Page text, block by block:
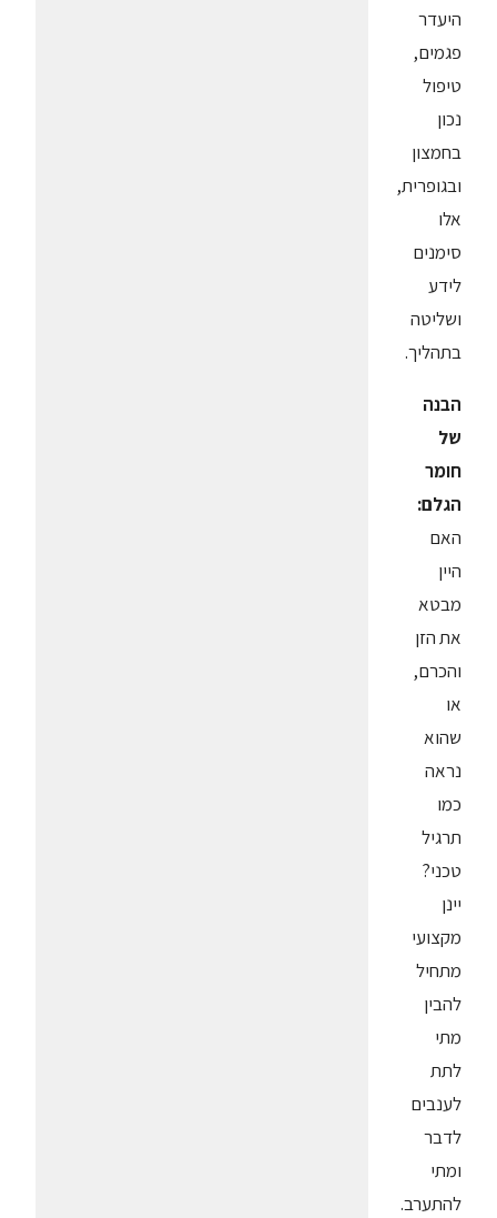
היעדר
פגמים,
טיפול
נכון
בחמצון
ובגופרית,
אלו
סימנים
לידע
ושליטה
בתהליך.
הבנה
של
חומר
הגלם:
האם
היין
מבטא
את הזן
והכרם,
או
שהוא
נראה
כמו
תרגיל
טכני?
יינן
מקצועי
מתחיל
להבין
מתי
לתת
לענבים
לדבר
ומתי
להתערב.